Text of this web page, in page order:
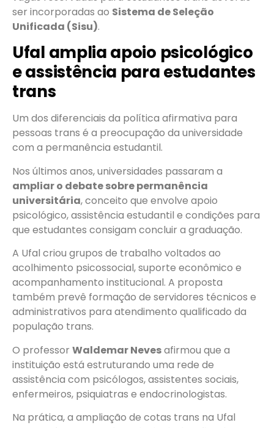
ser incorporadas ao Sistema de Seleção
Unificada (Sisu).
Ufal amplia apoio psicológico
e assistência para estudantes
trans
Um dos diferenciais da política afirmativa para
pessoas trans é a preocupação da universidade
com a permanência estudantil.
Nos últimos anos, universidades passaram a
ampliar o debate sobre permanência
universitária, conceito que envolve apoio
psicológico, assistência estudantil e condições para
que estudantes consigam concluir a graduação.
A Ufal criou grupos de trabalho voltados ao
acolhimento psicossocial, suporte econômico e
acompanhamento institucional. A proposta
também prevê formação de servidores técnicos e
administrativos para atendimento qualificado da
população trans.
O professor Waldemar Nevesafirmou que a
instituição está estruturando uma rede de
assistência com psicólogos, assistentes sociais,
enfermeiros, psiquiatras e endocrinologistas.
Na prática, a ampliação de cotas trans na Ufal